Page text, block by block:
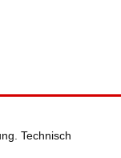
Technisch